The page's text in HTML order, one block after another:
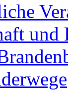
und